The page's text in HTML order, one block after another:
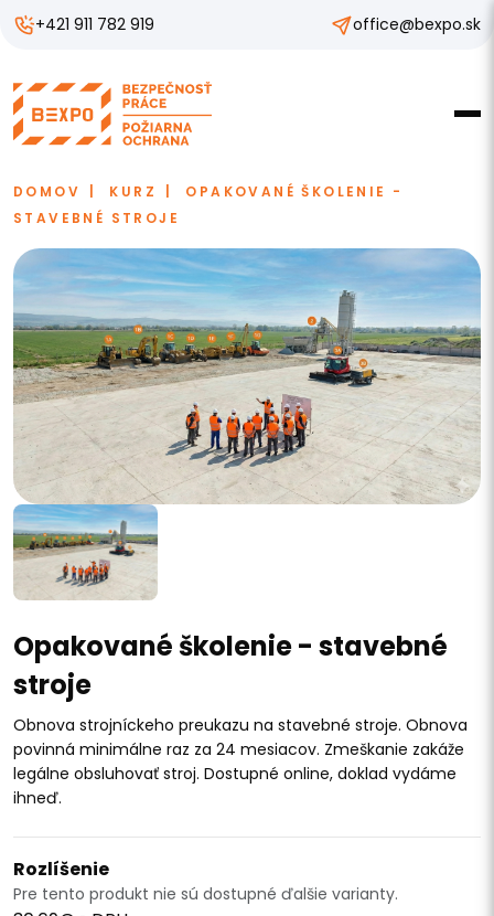
+421 911 782 919 office@bexpo.sk
DOMOV KURZ
OPAKOVANÉ ŠKOLENIE -
STAVEBNÉ STROJE
Opakované školenie - stavebné
stroje
Obnova strojníckeho preukazu na stavebné stroje. Obnova
povinná minimálne raz za 24 mesiacov. Zmeškanie zakáže
legálne obsluhovať stroj. Dostupné online, doklad vydáme
ihneď.
Rozlíšenie
Pre tento produkt nie sú dostupné ďalšie varianty.